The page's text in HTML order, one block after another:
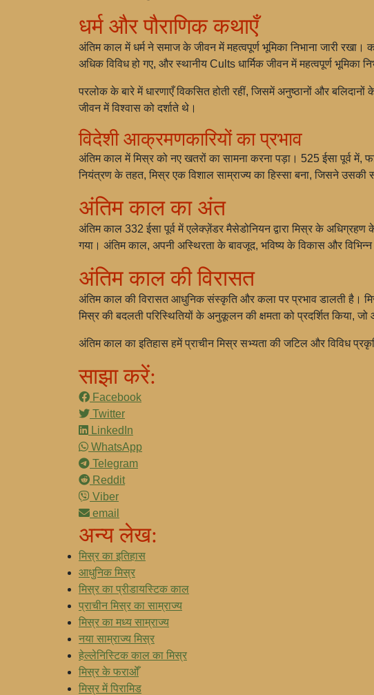
धर्म और पौराणिक कथाएँ
अंतिम काल में धर्म ने समाज के जीवन में महत्वपूर्ण भूमिका निभाना जारी
अधिक विविध हो गए, और स्थानीय Cults धार्मिक जीवन में महत्वपूर्ण भूमिका
परलोक के बारे में धारणाएँ विकसित होती रहीं, जिसमें अनुष्ठानों और
जीवन में विश्वास को दर्शाते थे।
विदेशी आक्रमणकारियों का प्रभाव
अंतिम काल में मिस्र को नए खतरों का सामना करना पड़ा। 525 ईसा पूर्व
नियंत्रण के तहत, मिस्र एक विशाल साम्राज्य का हिस्सा बना, जिसने उसकी
अंतिम काल का अंत
अंतिम काल 332 ईसा पूर्व में एलेक्ज़ेंडर मैसेडोनियन द्वारा मिस्र के
गया। अंतिम काल, अपनी अस्थिरता के बावजूद, भविष्य के विकास और
अंतिम काल की विरासत
अंतिम काल की विरासत आधुनिक संस्कृति और कला पर प्रभाव डालती है।
मिस्र की बदलती परिस्थितियों के अनुकूलन की क्षमता को प्रदर्शित किया,
अंतिम काल का इतिहास हमें प्राचीन मिस्र सभ्यता की जटिल और विविध
साझा करें:
Facebook
Twitter
LinkedIn
WhatsApp
Telegram
Reddit
Viber
email
अन्य लेख:
मिस्र का इतिहास
आधुनिक मिस्र
मिस्र का प्रीडायस्टिक काल
प्राचीन मिस्र का साम्राज्य
मिस्र का मध्य साम्राज्य
नया साम्राज्य मिस्र
हेल्लेनिस्टिक काल का मिस्र
मिस्र के फराओँ
मिस्र में पिरामिड